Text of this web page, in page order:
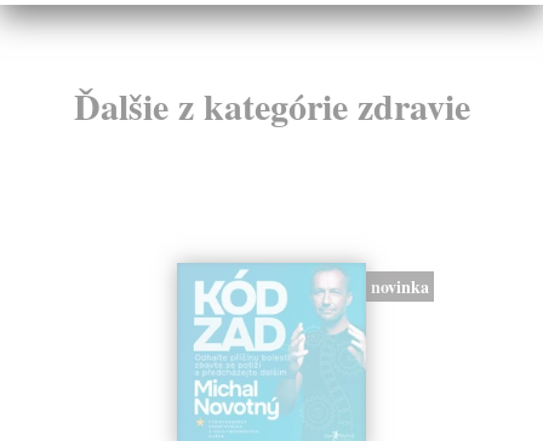
Ďalšie z kategórie zdravie
novinka